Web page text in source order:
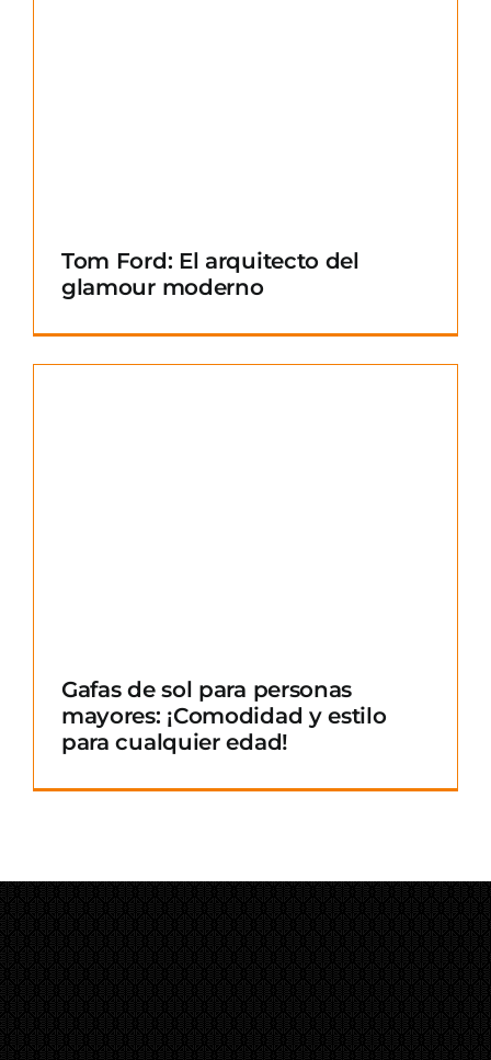
Tom Ford: El arquitecto del
glamour moderno
Gafas de sol para personas
mayores: ¡Comodidad y estilo
para cualquier edad!